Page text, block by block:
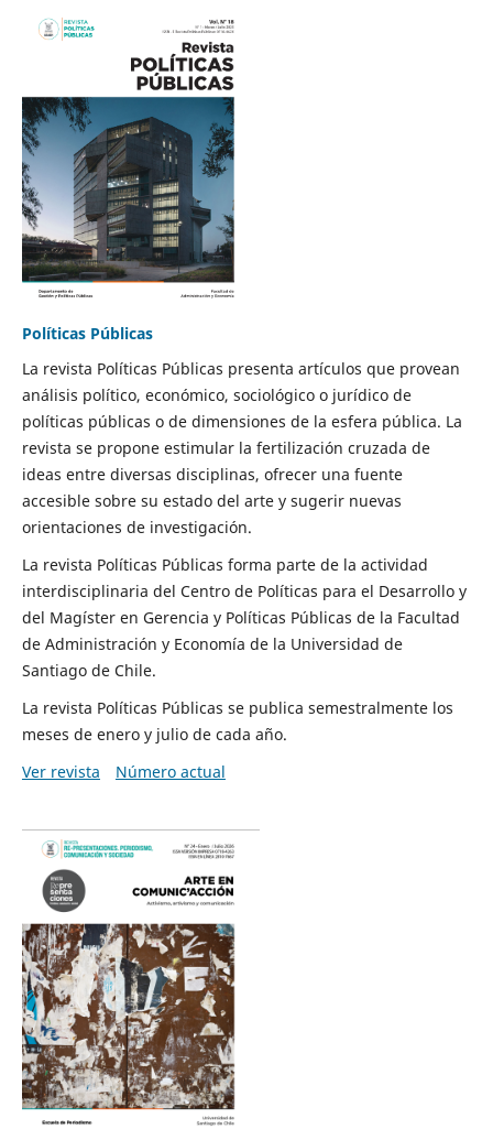
Políticas Públicas
La revista Políticas Públicas presenta artículos que provean
análisis político, económico, sociológico o jurídico de
políticas públicas o de dimensiones de la esfera pública. La
revista se propone estimular la fertilización cruzada de
ideas entre diversas disciplinas, ofrecer una fuente
accesible sobre su estado del arte y sugerir nuevas
orientaciones de investigación.
La revista Políticas Públicas forma parte de la actividad
interdisciplinaria del Centro de Políticas para el Desarrollo y
del Magíster en Gerencia y Políticas Públicas de la Facultad
de Administración y Economía de la Universidad de
Santiago de Chile.
La revista Políticas Públicas se publica semestralmente los
meses de enero y julio de cada año.
Ver revista
Número actual